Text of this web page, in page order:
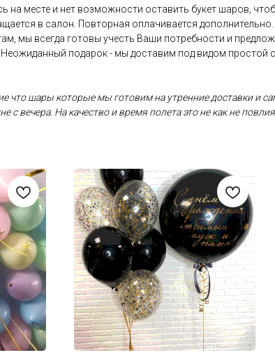
на месте и нет возможности оставить букет шаров,
в салон. Повторная оплачивается дополнительно.
мы всегда готовы учесть Ваши потребности и
подарок - мы доставим под видом простой
что шары которые мы готовим на утренние доставки и
с вечера. На качество и время полета это не как не